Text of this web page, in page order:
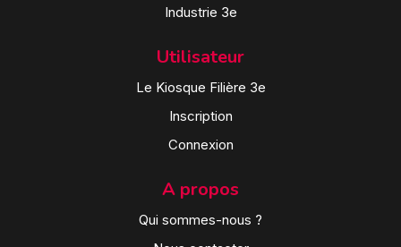
Industrie 3e
Utilisateur
Le Kiosque Filière 3e
Inscription
Connexion
A propos
Qui sommes-nous ?